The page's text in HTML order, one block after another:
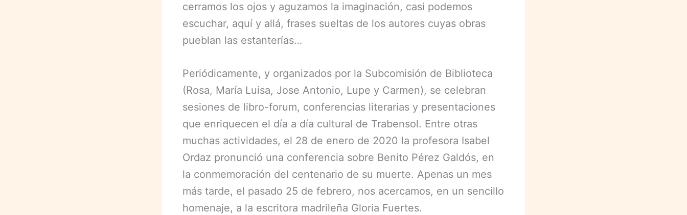
cerramos los ojos y aguzamos la imaginación, casi podemos
escuchar, aquí y allá, frases sueltas de los autores cuyas obras
pueblan las estanterías…
Periódicamente, y organizados por la Subcomisión de Biblioteca
(Rosa, María Luisa, Jose Antonio, Lupe y Carmen), se celebran
sesiones de libro-forum, conferencias literarias y presentaciones
que enriquecen el día a día cultural de Trabensol. Entre otras
muchas actividades, el 28 de enero de 2020 la profesora Isabel
Ordaz pronunció una conferencia sobre Benito Pérez Galdós, en
la conmemoración del centenario de su muerte. Apenas un mes
más tarde, el pasado 25 de febrero, nos acercamos, en un sencillo
homenaje, a la escritora madrileña Gloria Fuertes.